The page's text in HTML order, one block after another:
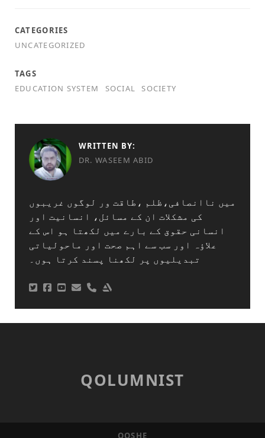
CATEGORIES
UNCATEGORIZED
TAGS
EDUCATION SYSTEM
SOCIAL SOCIETY
WRITTEN BY:
DR. WASEEM ABID
میں ناانصافی،ظلم ،طاقت ور لوگوں غریبوں
کی مشکلات ان کے مسائل، انسانیت اور
انسانی حقوق کے بارے میں لکھتا ہو اس کے
علاؤہ اور سب سے اہم صحت اور ماحولیاتی
تبدیلیوں پر لکھنا پسند کرتا ہوں۔
phone_profile
QOLUMNIST
QOSHE